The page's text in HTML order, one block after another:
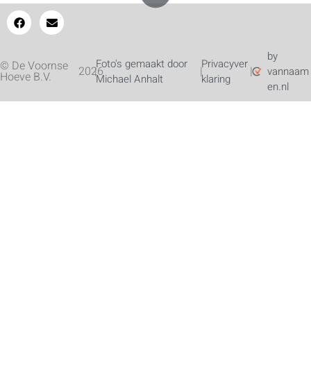
© De Voornse
Hoeve B.V. 2026
|Foto's gemaakt door
Michael Anhalt
|Privacyver
klaring
|
by
vannaam
en.nl